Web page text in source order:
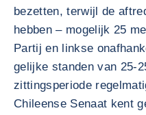
bezetten, terwijl de
hebben – mogelijk 25
Partij en linkse
gelijke standen van 25-
zittingsperiode
Chileense Senaat kent